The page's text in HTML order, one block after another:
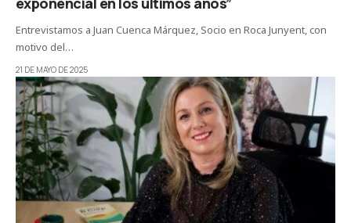
Entrevistamos a Juan Cuenca Márquez, Socio en Roca Junyent, con
motivo del…
21 DE MAYO DE 2025